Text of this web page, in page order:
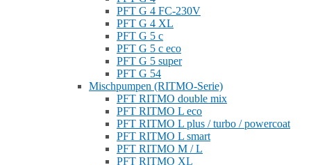
PFT G 4 FC-230V
PFT G 4 XL
PFT G 5 c
PFT G 5 c eco
PFT G 5 super
PFT G 54
Mischpumpen (RITMO-Serie)
PFT RITMO double mix
PFT RITMO L eco
PFT RITMO L plus / turbo / powercoat
PFT RITMO L smart
PFT RITMO M / L
PFT RITMO XL